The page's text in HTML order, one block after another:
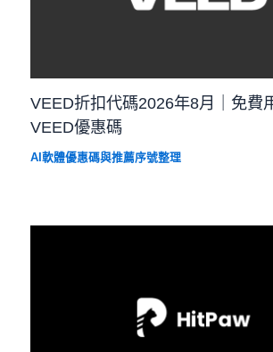
VEED折扣代碼2026年8月｜免費
VEED優惠碼
AI軟體優惠碼與推薦序號整理